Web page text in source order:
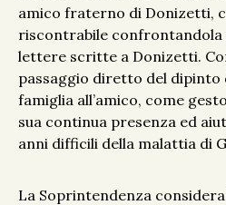
amico fraterno di Donizetti,
riscontrabile confrontandola
lettere scritte a Donizetti.
passaggio diretto del dipinto
famiglia all’amico, come
sua continua presenza ed
anni difficili della malattia di
La Soprintendenza